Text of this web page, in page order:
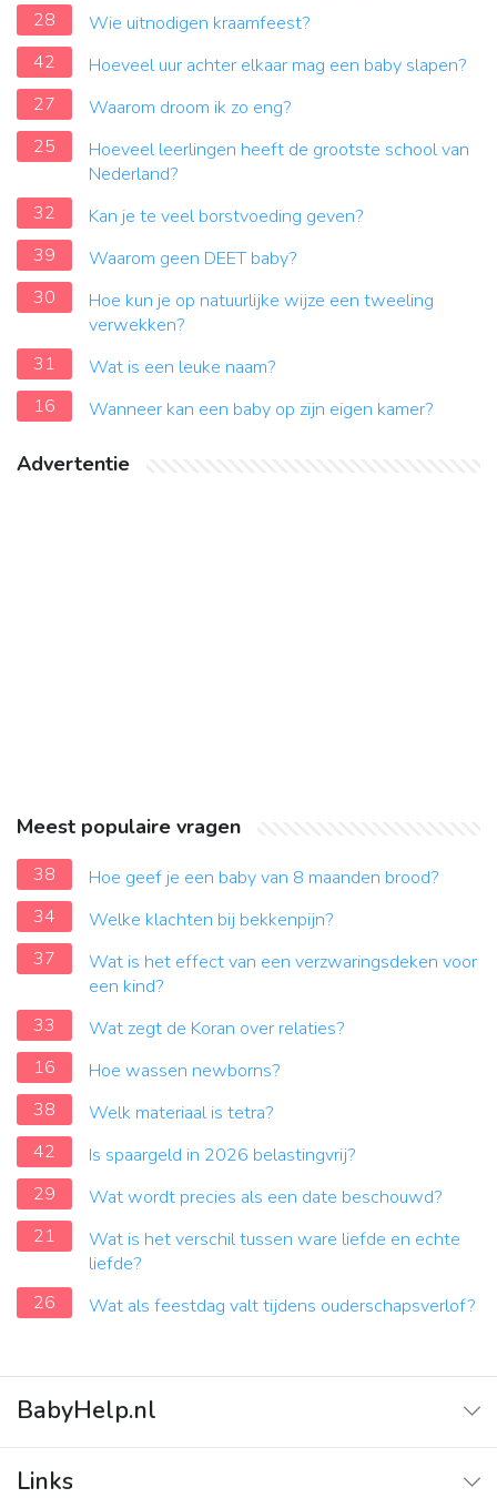
28
Wie uitnodigen kraamfeest?
42
Hoeveel uur achter elkaar mag een baby slapen?
27
Waarom droom ik zo eng?
25
Hoeveel leerlingen heeft de grootste school van
Nederland?
32
Kan je te veel borstvoeding geven?
39
Waarom geen DEET baby?
30
Hoe kun je op natuurlijke wijze een tweeling
verwekken?
31
Wat is een leuke naam?
16
Wanneer kan een baby op zijn eigen kamer?
Advertentie
Meest populaire vragen
38
Hoe geef je een baby van 8 maanden brood?
34
Welke klachten bij bekkenpijn?
37
Wat is het effect van een verzwaringsdeken voor
een kind?
33
Wat zegt de Koran over relaties?
16
Hoe wassen newborns?
38
Welk materiaal is tetra?
42
Is spaargeld in 2026 belastingvrij?
29
Wat wordt precies als een date beschouwd?
21
Wat is het verschil tussen ware liefde en echte
liefde?
26
Wat als feestdag valt tijdens ouderschapsverlof?
BabyHelp.nl
Vraag & Antwoord
Links